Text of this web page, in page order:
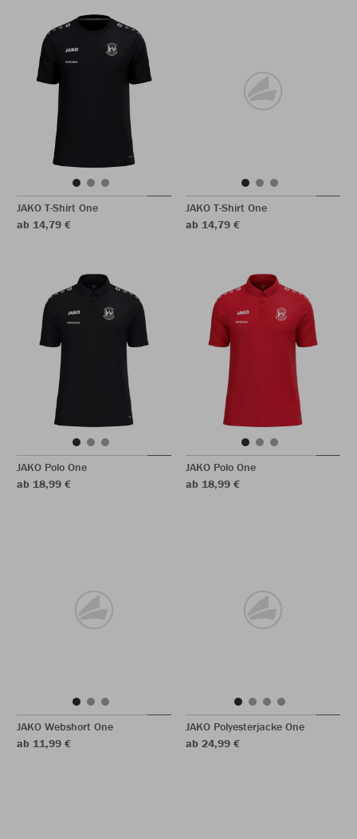
JAKO T-Shirt One
ab 14,79 €
JAKO T-Shirt One
ab 14,79 €
JAKO Polo One
ab 18,99 €
JAKO Polo One
ab 18,99 €
JAKO Webshort One
ab 11,99 €
JAKO Polyesterjacke One
ab 24,99 €